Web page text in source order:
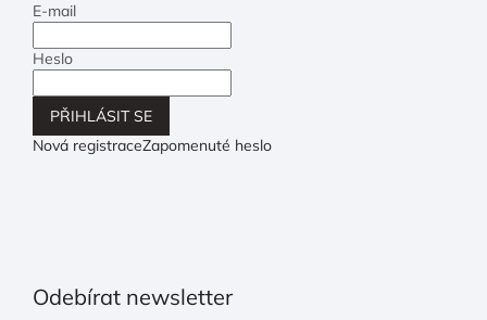
E-mail
Heslo
PŘIHLÁSIT SE
Nová registraceZapomenuté heslo
Odebírat newsletter